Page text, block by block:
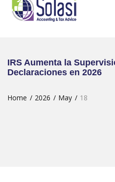
IRS Aumenta la
Declaraciones en 2026
Home 2026 May 18